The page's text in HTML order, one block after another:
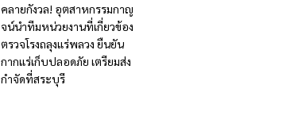
คลายกังวล! อุตสาหกรรมกาญ
จน์นำทีมหน่วยงานที่เกี่ยวข้อง
ตรวจโรงถลุงแร่พลวง ยืนยัน
กากแร่เก็บปลอดภัย เตรียมส่ง
กำจัดที่สระบุรี